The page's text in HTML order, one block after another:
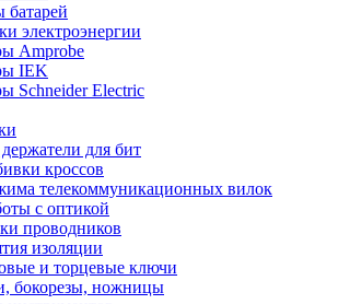
батарей
электроэнергии
Amprobe
IEK
Schneider Electric
для бит
кроссов
телекоммуникационных вилок
с оптикой
проводников
изоляции
и торцевые ключи
бокорезы, ножницы